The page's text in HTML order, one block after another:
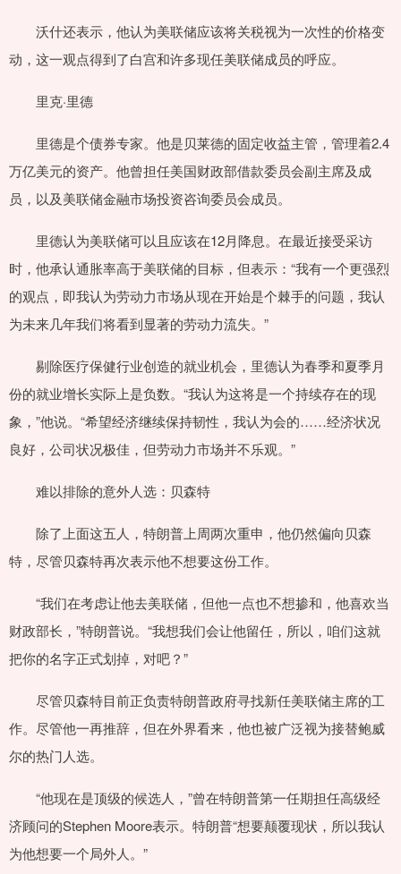
沃什还表示，他认为美联储应该将关税视为一次性的价格变
动，这一观点得到了白宫和许多现任美联储成员的呼应。
里克·里德
里德是个债券专家。他是贝莱德的固定收益主管，管理着2.4
万亿美元的资产。他曾担任美国财政部借款委员会副主席及成
员，以及美联储金融市场投资咨询委员会成员。
里德认为美联储可以且应该在12月降息。在最近接受采访
时，他承认通胀率高于美联储的目标，但表示：“我有一个更强烈
的观点，即我认为劳动力市场从现在开始是个棘手的问题，我认
为未来几年我们将看到显著的劳动力流失。”
剔除医疗保健行业创造的就业机会，里德认为春季和夏季月
份的就业增长实际上是负数。“我认为这将是一个持续存在的现
象，”他说。“希望经济继续保持韧性，我认为会的……经济状况
良好，公司状况极佳，但劳动力市场并不乐观。”
难以排除的意外人选：贝森特
除了上面这五人，特朗普上周两次重申，他仍然偏向贝森
特，尽管贝森特再次表示他不想要这份工作。
“我们在考虑让他去美联储，但他一点也不想掺和，他喜欢当
财政部长，”特朗普说。“我想我们会让他留任，所以，咱们这就
把你的名字正式划掉，对吧？”
尽管贝森特目前正负责特朗普政府寻找新任美联储主席的工
作。尽管他一再推辞，但在外界看来，他也被广泛视为接替鲍威
尔的热门人选。
“他现在是顶级的候选人，”曾在特朗普第一任期担任高级经
济顾问的Stephen Moore表示。特朗普“想要颠覆现状，所以我认
为他想要一个局外人。”